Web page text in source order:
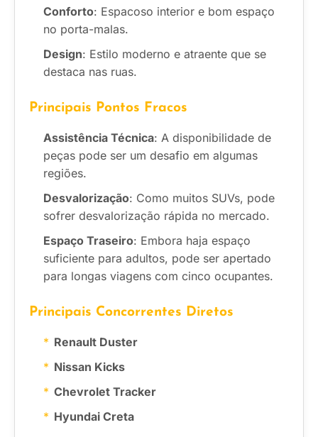
Conforto: Espacoso interior e bom espaço
no porta-malas.
Design: Estilo moderno e atraente que se
destaca nas ruas.
Principais Pontos Fracos
Assistência Técnica: A disponibilidade de
peças pode ser um desafio em algumas
regiões.
Desvalorização: Como muitos SUVs, pode
sofrer desvalorização rápida no mercado.
Espaço Traseiro: Embora haja espaço
suficiente para adultos, pode ser apertado
para longas viagens com cinco ocupantes.
Principais Concorrentes Diretos
Renault Duster
Nissan Kicks
Chevrolet Tracker
Hyundai Creta